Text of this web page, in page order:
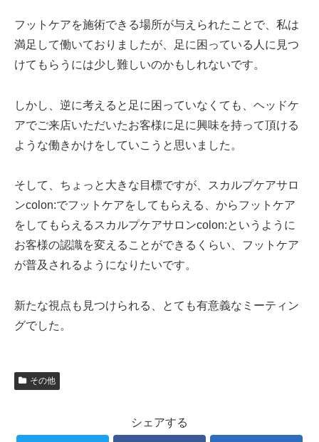
フットケアを施術できる場所が与えられたことで、私は
満足して働いておりましたが、足に困っている人に見つ
けてもらうには少し難しいのかもしれないです。
しかし、逆に考えると足に困っていなくても、ヘッドケ
アでご来店いただいたお客様に足に興味を持って頂ける
ような働きかけをしていこうと思いました。
そして、ちょっと大きな目標ですが、スカルプケアサロ
ンcolon:でフットケアをしてもらえる、からフットケア
をしてもらえるスカルプケアサロンcolon:というように
お客様の認識を変えることができるくらい、フットケア
が普及されるようになりたいです。
新たな視点も見つけられる、とても有意義なミーティン
グでした。
その他
シェアする